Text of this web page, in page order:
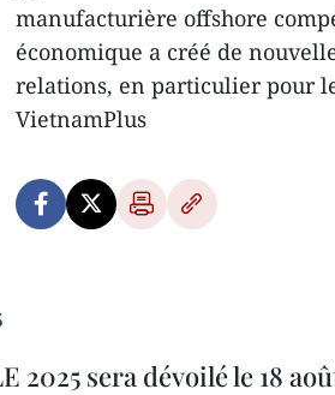
manufacturière offshore
économique a créé de
relations, en particulier pour
VietnamPlus
2025 sera dévoilé le 18